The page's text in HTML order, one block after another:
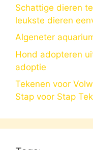
Schattige dieren
leukste dieren
Algeneter
Hond adopteren
adoptie
Tekenen voor
Stap voor Stap